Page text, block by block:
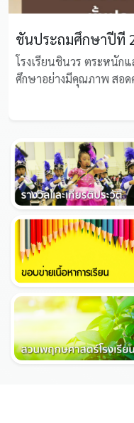
ชั้นประถมศึกษาปีที่
โรงเรียนชินวร ตระหนัก
ศึกษาอย่างมีคุณภาพ สอด